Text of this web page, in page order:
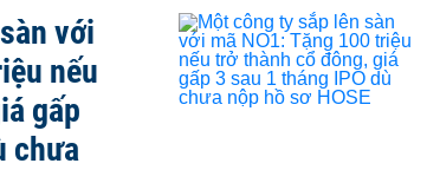
với
nếu
gấp
chưa